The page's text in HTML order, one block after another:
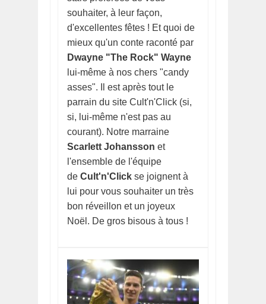
souhaiter, à leur façon,
d'excellentes fêtes ! Et quoi de
mieux qu'un conte raconté par
Dwayne "The Rock" Wayne
lui-même à nos chers "candy
asses". Il est après tout le
parrain du site Cult'n'Click (si,
si, lui-même n'est pas au
courant). Notre marraine
Scarlett Johansson et
l'ensemble de l'équipe
de Cult'n'Click se joignent à
lui pour vous souhaiter un très
bon réveillon et un joyeux
Noël. De gros bisous à tous !